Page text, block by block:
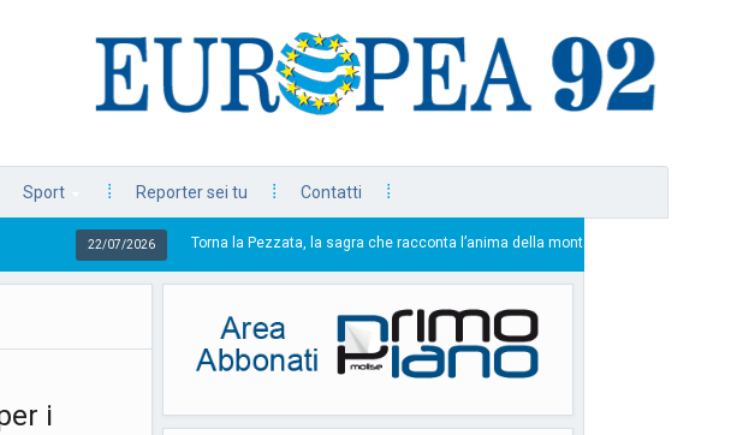
Sport Reporter sei tu Contatti
2026 Torna la Pezzata, la sagra che racconta l’anima della montagna
i